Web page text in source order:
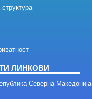
ЛИНКОВИ
Северна Македонија